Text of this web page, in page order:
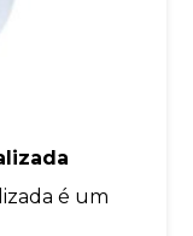
é um